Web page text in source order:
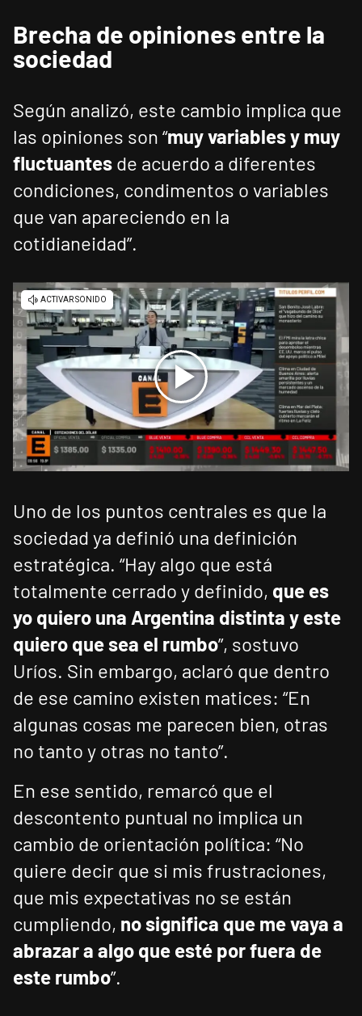
Brecha de opiniones entre la
sociedad
Según analizó, este cambio implica que
las opiniones son “muy variables y muy
fluctuantes de acuerdo a diferentes
condiciones, condimentos o variables
que van apareciendo en la
cotidianeidad”.
Uno de los puntos centrales es que la
sociedad ya definió una definición
estratégica. “Hay algo que está
totalmente cerrado y definido, que es
yo quiero una Argentina distinta y este
quiero que sea el rumbo”, sostuvo
Uríos. Sin embargo, aclaró que dentro
de ese camino existen matices: “En
algunas cosas me parecen bien, otras
no tanto y otras no tanto”.
En ese sentido, remarcó que el
descontento puntual no implica un
cambio de orientación política: “No
quiere decir que si mis frustraciones,
que mis expectativas no se están
cumpliendo, no significa que me vaya a
abrazar a algo que esté por fuera de
este rumbo”.